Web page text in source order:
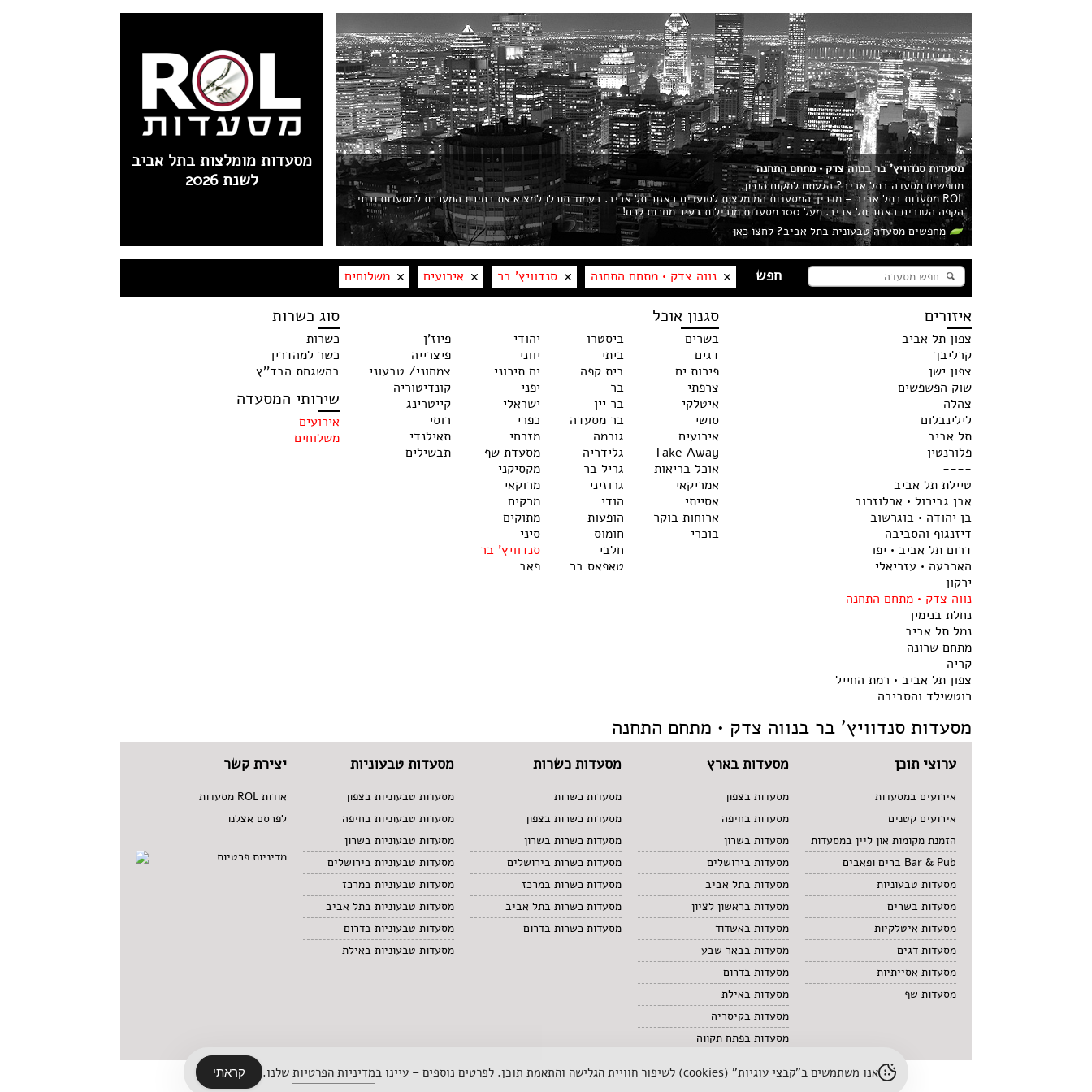
מסעדות מומלצות בתל אביב
לשנת 2026
מסעדות סנדוויץ' בר בנווה צדק • מתחם התחנה
מחפשים מסעדה בתל אביב? הגעתם למקום הנכון.
ROL מסעדות בתל אביב – מדריך המסעדות המומלצות לסועדים באזור תל אביב. בעמוד תוכלו למצוא את בחירת המערכת למסעדות ובתי
הקפה הטובים באזור תל אביב. מעל 100 מסעדות מובילות בעיר מחכות לכם!
מחפשים מסעדה טבעונית בתל אביב? לחצו כאן
נווה צדק • מתחם התחנה סנדוויץ' בר אירועים משלוחים
איזורים
צפון תל אביב
קרליבך
צפון ישן
שוק הפשפשים
צהלה
לילינבלום
תל אביב
פלורנטין
----
טיילת תל אביב
אבן גבירול • ארלוזרוב
בן יהודה • בוגרשוב
דיזנגוף והסביבה
דרום תל אביב • יפו
הארבעה • עזריאלי
ירקון
נווה צדק • מתחם התחנה
נחלת בנימין
נמל תל אביב
מתחם שרונה
קריה
צפון תל אביב • רמת החייל
רוטשילד והסביבה
סגנון אוכל
בשרים
דגים
פירות ים
צרפתי
איטלקי
סושי
אירועים
Take Away
אוכל בריאות
אמריקאי
אסייתי
ארוחות בוקר
בוכרי
ביסטרו
ביתי
בית קפה
בר
בר יין
בר מסעדה
גורמה
גלידריה
גריל בר
גרוזיני
הודי
הופעות
חומוס
חלבי
טאפאס בר
יהודי
יווני
ים תיכוני
יפני
ישראלי
כפרי
מזרחי
מסעדת שף
מקסיקני
מרוקאי
מרקים
מתוקים
סיני
סנדוויץ' בר
פאב
פיוז'ן
פיצרייה
צמחוני/ טבעוני
קונדיטוריה
קייטרינג
רוסי
תאילנדי
תבשילים
סוג כשרות
כשרות
כשר למהדרין
בהשגחת הבד''ץ
שירותי המסעדה
אירועים
משלוחים
מסעדות סנדוויץ' בר בנווה צדק • מתחם התחנה
ערוצי תוכן
אירועים במסעדות
אירועים קטנים
הזמנת מקומות און ליין במסעדות
Bar & Pub ברים ופאבים
מסעדות טבעוניות
מסעדות בשרים
מסעדות איטלקיות
מסעדות דגים
מסעדות אסייתיות
מסעדות שף
מסעדות בארץ
מסעדות בצפון
מסעדות בחיפה
מסעדות בשרון
מסעדות בירושלים
מסעדות בתל אביב
מסעדות בראשון לציון
מסעדות באשדוד
מסעדות בבאר שבע
מסעדות בדרום
מסעדות באילת
מסעדות בקיסריה
מסעדות בפתח תקווה
מסעדות כשרות
מסעדות כשרות
מסעדות כשרות בצפון
מסעדות כשרות בשרון
מסעדות כשרות בירושלים
מסעדות כשרות במרכז
מסעדות כשרות בתל אביב
מסעדות כשרות בדרום
מסעדות טבעוניות
מסעדות טבעוניות בצפון
מסעדות טבעוניות בחיפה
מסעדות טבעוניות בשרון
מסעדות טבעוניות בירושלים
מסעדות טבעוניות במרכז
מסעדות טבעוניות בתל אביב
מסעדות טבעוניות בדרום
מסעדות טבעוניות באילת
יצירת קשר
אודות ROL מסעדות
לפרסם אצלנו
מדיניות פרטיות
אנו משתמשים ב"קבצי עוגיות" (cookies) לשיפור חוויית הגלישה והתאמת תוכן. לפרטים נוספים – עיינו ב מדיניות הפרטיות שלנו. קראתי